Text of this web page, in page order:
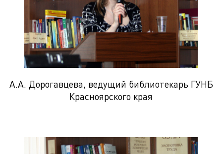
А.А. Дорогавцева, ведущий библиотекарь ГУНБ
Красноярского края